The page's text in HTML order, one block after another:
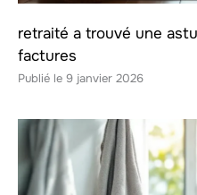
retraité a trouvé une
factures
9 janvier 2026